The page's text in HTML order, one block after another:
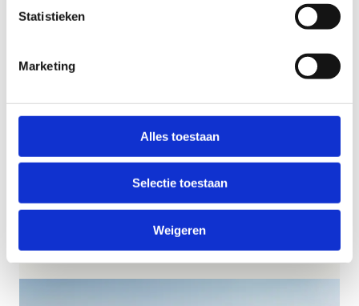
Statistieken
Marketing
Alles toestaan
Selectie toestaan
Weigeren
Vanaf € 109,00 per persoon
Je leest het goed. Bij ons kun je al vanaf € 109,00
terecht voor een sportief weekendje weg.
In 2026 kan je bij ons op weekend komen op:
24 en 25 oktober